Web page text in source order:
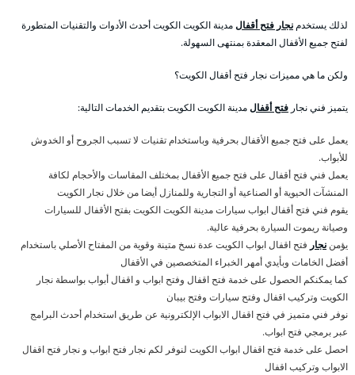
لذلك يستخدم نجار فتح أقفالمدينة الكويت الكويت أحدث الأدوات والتقنيات المتطورة
لفتح جميع الأقفال المعقدة بمنتهى السهولة.
ولكن ما هي مميزات نجار فتح أقفال الكويت؟
يتميز فني نجار فتح أقفالمدينة الكويت الكويت بتقديم الخدمات التالية:
يعمل على فتح جميع الأقفال بحرفية وباستخدام تقنيات لا تسبب الجروح أو الخدوش
للأبواب.
يعمل فني فتح أقفال على فتح جميع الأقفال بمختلف المقاسات والأحجام لكافة
المنشآت الحيوية أو الصناعية أو التجارية وللمنازل أيضا من خلال نجار الكويت
يقوم فني فتح أقفال ابواب سيارات مدينة الكويت الكويت بفتح الأقفال للسيارات
وصيانة ريموت السيارة بحرفية عالية.
يؤمن نجار فتح اقفال ابواب الكويت عدة نسخ متينة وقوية من المفتاح الأصلي باستخدام
أفضل الخامات وبأيدي أمهر الخبراء المتخصصين في الأقفال
كما يمكنكم الحصول على خدمة فتح اقفال وفتح ابواب و اقفال أبواب بواسطة نجار
الكويت وتركيب اقفال وفتح سيارات وفتح بيبان
نوفر فني متميز في فتح اقفال الابواب الإلكترونية عن طريق استخدام أحدث البرامج
عبر برمجي فتح ابواب.
احصل على خدمة فتح اقفال ابواب الكويت لنوفر لكم نجار فتح ابواب و نجار فتح اقفال
الابواب وتركيب اقفال